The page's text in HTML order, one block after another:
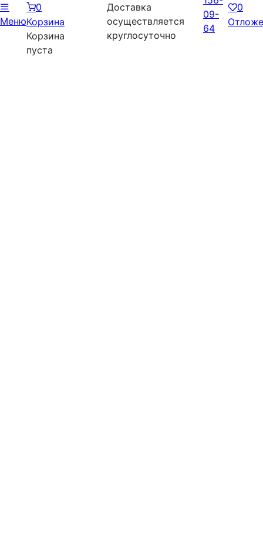
Меню
0
Корзина
Корзина
пуста
Доставка
осуществляется
круглосуточно
09-
64
0